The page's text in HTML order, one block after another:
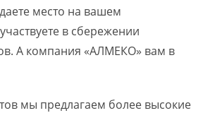
место на вашем
в сбережении
А компания «АЛМЕКО» вам в
мы предлагаем более высокие